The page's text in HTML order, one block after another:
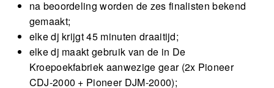
na beoordeling worden de zes finalisten bekend
gemaakt;
elke dj krijgt 45 minuten draaitijd;
elke dj maakt gebruik van de in De
Kroepoekfabriek aanwezige gear (2x Pioneer
CDJ-2000 + Pioneer DJM-2000);